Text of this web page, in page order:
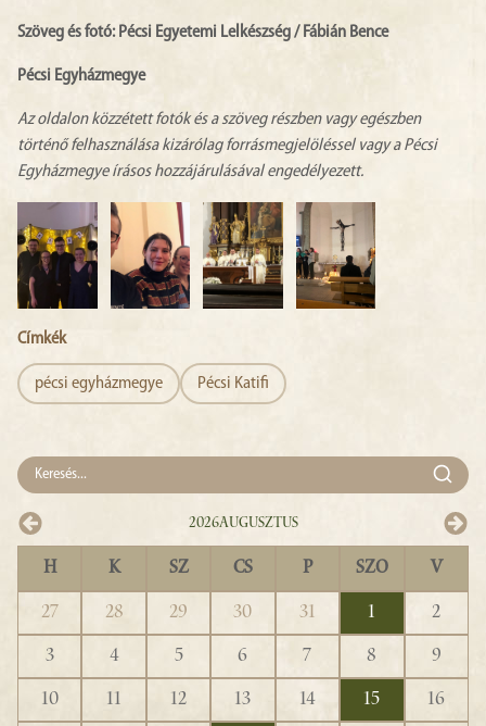
Szöveg és fotó: Pécsi Egyetemi Lelkészség / Fábián Bence
Pécsi Egyházmegye
Az oldalon közzétett fotók és a szöveg részben vagy egészben
történő felhasználása kizárólag forrásmegjelöléssel vagy a Pécsi
Egyházmegye írásos hozzájárulásával engedélyezett.
Címkék
pécsi egyházmegye Pécsi Katifi
2026Augusztus
H K SZ CS P SZO V
27 28 29 30 31 1
2
3
4 5 6 7 8
9
10
11 12 13 14 15
16